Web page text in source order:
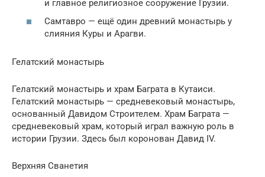
и главное религиозное сооружение Грузии.
Самтавро — ещё один древний монастырь у
слияния Куры и Арагви.
Гелатский монастырь
Гелатский монастырь и храм Баграта в Кутаиси.
Гелатский монастырь — средневековый монастырь,
основанный Давидом Строителем. Храм Баграта —
средневековый храм, который играл важную роль в
истории Грузии. Здесь был коронован Давид IV.
Верхняя Сванетия